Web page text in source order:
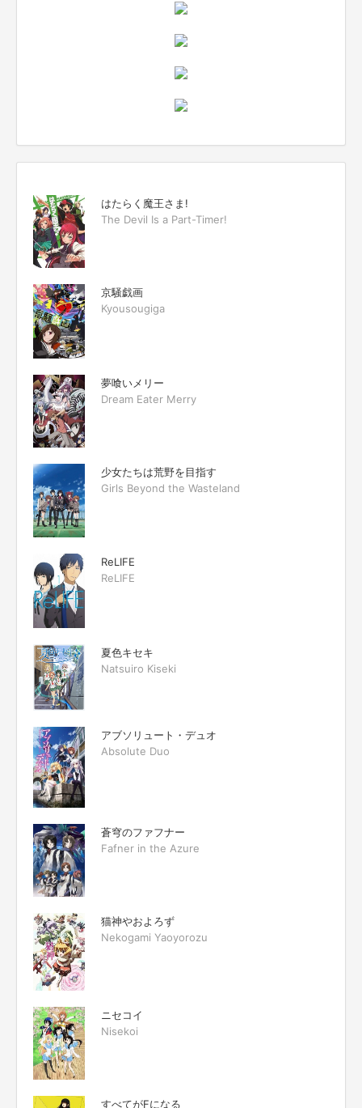
はたらく魔王さま!
The Devil Is a Part-Timer!
京騒戯画
Kyousougiga
夢喰いメリー
Dream Eater Merry
少女たちは荒野を目指す
Girls Beyond the Wasteland
ReLIFE
ReLIFE
夏色キセキ
Natsuiro Kiseki
アブソリュート・デュオ
Absolute Duo
蒼穹のファフナー
Fafner in the Azure
猫神やおよろず
Nekogami Yaoyorozu
ニセコイ
Nisekoi
すべてがFになる